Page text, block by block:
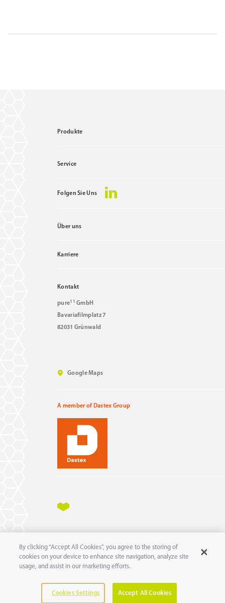
Produkte
Service
Folgen Sie Uns
Über uns
Karriere
Kontakt
pure11 GmbH
Bavariafilmplatz 7
82031 Grünwald
Google Maps
A member of Dastex Group
Impressum Datenschutz AEB
© 2025 pure 11GmbH
By clicking “Accept All Cookies”, you agree to the storing of
cookies on your device to enhance site navigation, analyze site
usage, and assist in our marketing efforts.
Cookies Settings Accept All Cookies